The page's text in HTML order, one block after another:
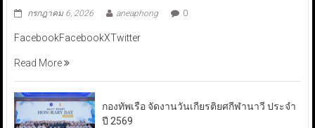
กรกฎาคม 6, 2026 aneaphong 0
FacebookFacebookXTwitter
Read More
กองทัพเรือ จัดงานวันเกียรติยศกีฬานาวี ประจำ
ปี 2569